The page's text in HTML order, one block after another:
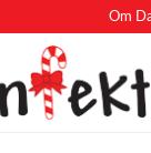
Om